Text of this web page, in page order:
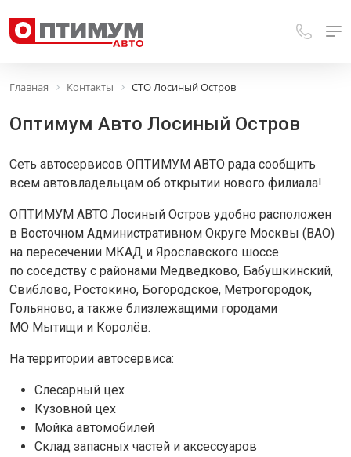
Главная Контакты СТО Лосиный Остров
Оптимум Авто Лосиный Остров
Сеть автосервисов ОПТИМУМ АВТО рада сообщить
всем автовладельцам об открытии нового филиала!
ОПТИМУМ АВТО Лосиный Остров удобно расположен
в Восточном Административном Округе Москвы (ВАО)
на пересечении МКАД и Ярославского шоссе
по соседству с районами Медведково, Бабушкинский,
Свиблово, Ростокино, Богородское, Метрогородок,
Гольяново, а также близлежащими городами
МО Мытищи и Королёв.
На территории автосервиса:
Слесарный цех
Кузовной цех
Мойка автомобилей
Склад запасных частей и аксессуаров